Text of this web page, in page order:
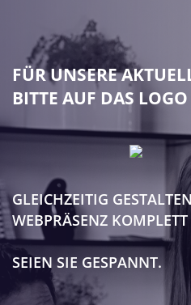
FÜR UNSERE
BITTE AUF DAS
GLEICHZEITIG
WEBPRÄSENZ
SEIEN SIE GESPANNT.